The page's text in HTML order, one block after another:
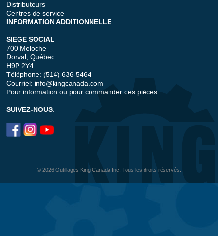
Distributeurs
Centres de service
INFORMATION ADDITIONNELLE
SIÈGE SOCIAL
700 Meloche
Dorval, Québec
H9P 2Y4
Téléphone: (514) 636-5464
Courriel: info@kingcanada.com
Pour information ou pour commander des pièces.
SUIVEZ-NOUS:
© 2026 Outillages King Canada Inc. Tous les droits réservés.